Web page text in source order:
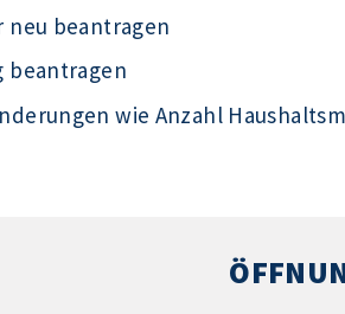
neu beantragen
beantragen
wie Anzahl